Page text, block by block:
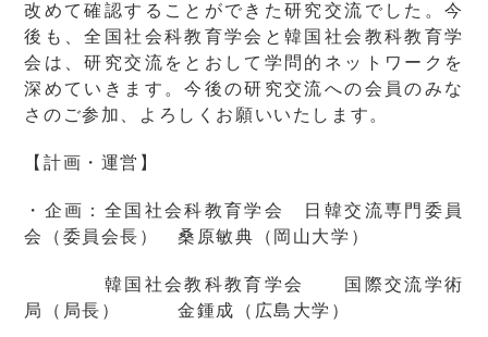
改めて確認することができた研究交流でした。今
後も、全国社会科教育学会と韓国社会教科教育学
会は、研究交流をとおして学問的ネットワークを
深めていきます。今後の研究交流への会員のみな
さのご参加、よろしくお願いいたします。
【計画・運営】
・企画：全国社会科教育学会 日韓交流専門委員
会（委員会長） 桑原敏典（岡山大学）
韓国社会教科教育学会 国際交流学術
局（局長） 金鍾成（広島大学）